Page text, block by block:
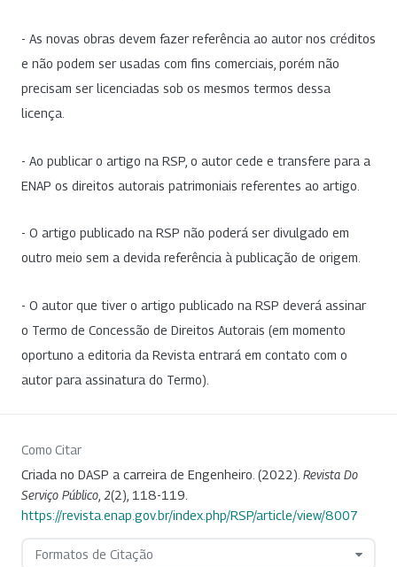
- As novas obras devem fazer referência ao autor nos créditos
e não podem ser usadas com fins comerciais, porém não
precisam ser licenciadas sob os mesmos termos dessa
licença.
- Ao publicar o artigo na RSP, o autor cede e transfere para a
ENAP os direitos autorais patrimoniais referentes ao artigo.
- O artigo publicado na RSP não poderá ser divulgado em
outro meio sem a devida referência à publicação de origem.
- O autor que tiver o artigo publicado na RSP deverá assinar
o Termo de Concessão de Direitos Autorais (em momento
oportuno a editoria da Revista entrará em contato com o
autor para assinatura do Termo).
Como Citar
Criada no DASP a carreira de Engenheiro. (2022). Revista Do
Serviço Público 2(2), 118-119.
https://revista.enap.gov.br/index.php/RSP/article/view/8007
Formatos de Citação